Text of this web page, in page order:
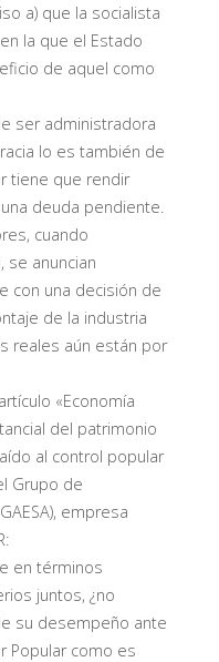
a) que la socialista
la que el Estado
de aquel como
ser administradora
lo es también de
tiene que rendir
deuda pendiente.
cuando
se anuncian
con una decisión de
de la industria
reales aún están por
«Economía
del patrimonio
al control popular
Grupo de
empresa
en términos
juntos, ¿no
su desempeño ante
Popular como es